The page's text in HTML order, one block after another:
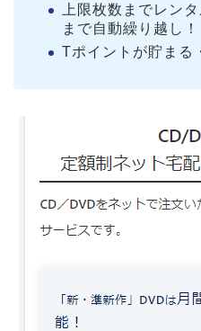
上限枚数までレン
まで自動繰り越し！
Tポイントが貯まる